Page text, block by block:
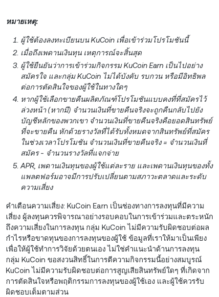
หมายเหตุ:
ผู้ใช้ต้องลงทะเบียนบน KuCoin เพื่อเข้าร่วมโปรโมชันนี้
เมื่อถึงเพดานเงินทุน เหตุการณ์จะสิ้นสุด
ผู้ใช้ยืนยันว่าการเข้าร่วมกิจกรรม KuCoin Earn เป็นไปอย่าง
สมัครใจ และกลุ่ม KuCoin ไม่ได้บังคับ รบกวน หรือมีอิทธิพล
ต่อการตัดสินใจของผู้ใช้ในทางใดๆ
หากผู้ใช้เลือกขายคืนผลิตภัณฑ์โปรโมชันแบบคงที่ที่สมัครไว้
ล่วงหน้า (หากมี) จำนวนเงินที่ขายคืนจริงจะถูกคืนกลับไปยัง
บัญชีหลักของพวกเขา จำนวนเงินที่ขายคืนจริงคือยอดสินทรัพย์
ที่จะขายคืน หักด้วยรางวัลที่ได้รับทั้งหมดจากสินทรัพย์ที่สมัคร
ในช่วงเวลาโปรโมชัน จำนวนเงินที่ขายคืนจริง = จำนวนเงินที่
สมัคร - จำนวนรางวัลที่แจกจ่าย
APR, เพดานเงินทุนของผู้ใช้แต่ละราย และเพดานเงินทุนของทั้ง
แพลตฟอร์มอาจมีการปรับเปลี่ยนตามสภาวะตลาดและระดับ
ความเสี่ยง
คำเตือนความเสี่ยง: KuCoin Earn เป็นช่องทางการลงทุนที่มีความ
เสี่ยง ผู้ลงทุนควรพิจารณาอย่างรอบคอบในการเข้าร่วมและตระหนัก
ถึงความเสี่ยงในการลงทุน กลุ่ม KuCoin ไม่มีความรับผิดชอบต่อผล
กำไรหรือขาดทุนของการลงทุนของผู้ใช้ ข้อมูลที่เราให้มาเป็นเพียง
เพื่อให้ผู้ใช้ทำการวิจัยด้วยตนเอง ไม่ใช่คำแนะนำด้านการลงทุน
กลุ่ม KuCoin ขอสงวนสิทธิ์ในการตีความกิจกรรมนี้อย่างสมบูรณ์
KuCoin ไม่มีความรับผิดชอบต่อการสูญเสียสินทรัพย์ใดๆ ที่เกิดจาก
การตัดสินใจหรือพฤติกรรมการลงทุนของผู้ใช้เอง และผู้ใช้ควรรับ
ผิดชอบเต็มตามส่วน